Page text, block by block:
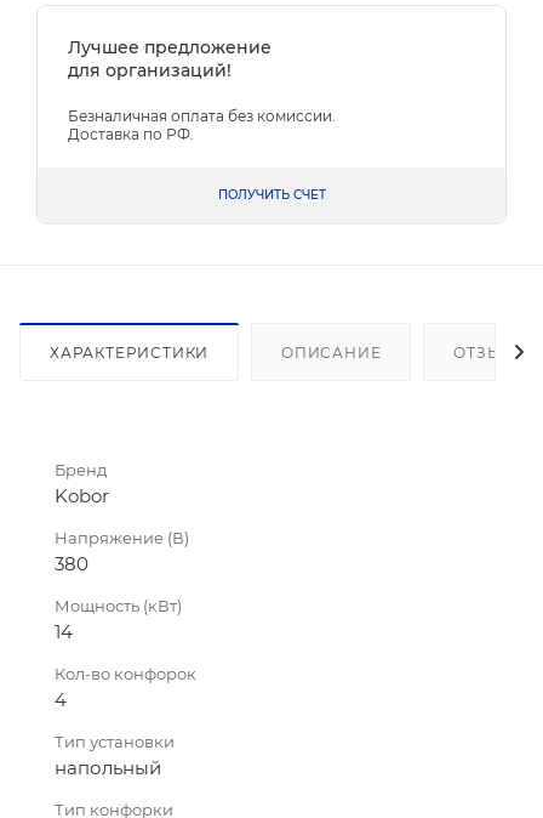
Лучшее предложение
для организаций!
Безналичная оплата без комиссии.
Доставка по РФ.
ПОЛУЧИТЬ СЧЕТ
ХАРАКТЕРИСТИКИ ОПИСАНИЕ ОТЗЫВЫ
Бренд
Kobor
Напряжение (В)
380
Мощность (кВт)
14
Кол-во конфорок
4
Тип установки
напольный
Тип конфорки